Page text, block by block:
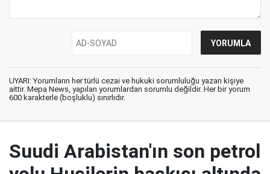
UYARI: Yorumların her türlü cezai ve hukuki sorumluluğu yazan kişiye
aittir. Mepa News, yapılan yorumlardan sorumlu değildir. Her bir yorum
600 karakterle (boşluklu) sınırlıdır.
Suudi Arabistan'ın son petrol